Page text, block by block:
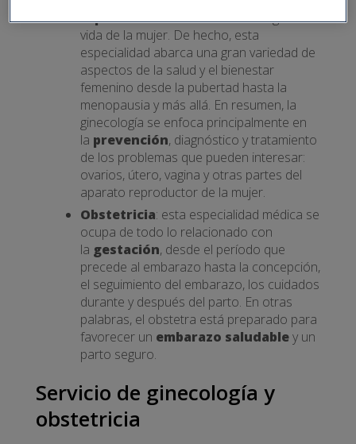
reproductor femeninoa lo largo de la
vida de la mujer. De hecho, esta
especialidad abarca una gran variedad de
aspectos de la salud y el bienestar
femenino desde la pubertad hasta la
menopausia y más allá. En resumen, la
ginecología se enfoca principalmente en
la prevención, diagnóstico y tratamiento
de los problemas que pueden interesar:
ovarios, útero, vagina y otras partes del
aparato reproductor de la mujer.
Obstetricia: esta especialidad médica se
ocupa de todo lo relacionado con
la gestación, desde el período que
precede al embarazo hasta la concepción,
el seguimiento del embarazo, los cuidados
durante y después del parto. En otras
palabras, el obstetra está preparado para
favorecer un embarazo saludabley un
parto seguro.
Servicio de ginecología y
obstetricia